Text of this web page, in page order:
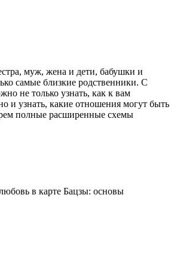
муж, жена и дети, бабушки и
самые близкие родственники. С
не только узнать, как к вам
и узнать, какие отношения могут быть
полные расширенные схемы
в карте Бацзы: основы